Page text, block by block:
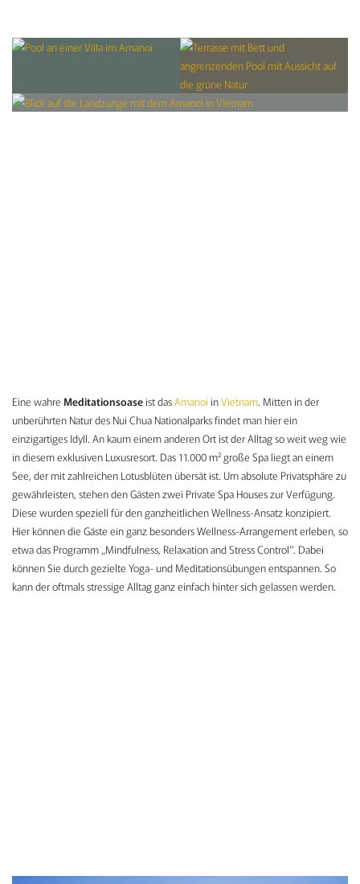
Eine wahre Meditationsoase ist dasAmanoi inVietnam. Mitten in der
unberührten Natur des Nui Chua Nationalparks findet man hier ein
einzigartiges Idyll. An kaum einem anderen Ort ist der Alltag so weit weg wie
in diesem exklusiven Luxusresort. Das 11.000 m² große Spa liegt an einem
See, der mit zahlreichen Lotusblüten übersät ist. Um absolute Privatsphäre zu
gewährleisten, stehen den Gästen zwei Private Spa Houses zur Verfügung.
Diese wurden speziell für den ganzheitlichen Wellness-Ansatz konzipiert.
Hier können die Gäste ein ganz besonders Wellness-Arrangement erleben, so
etwa das Programm „Mindfulness, Relaxation and Stress Control“. Dabei
können Sie durch gezielte Yoga- und Meditationsübungen entspannen. So
kann der oftmals stressige Alltag ganz einfach hinter sich gelassen werden.